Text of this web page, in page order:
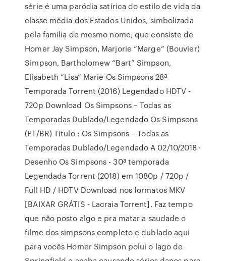
série é uma paródia satírica do estilo de vida da
classe média dos Estados Unidos, simbolizada
pela família de mesmo nome, que consiste de
Homer Jay Simpson, Marjorie “Marge” (Bouvier)
Simpson, Bartholomew “Bart” Simpson,
Elisabeth “Lisa” Marie Os Simpsons 28ª
Temporada Torrent (2016) Legendado HDTV -
720p Download Os Simpsons – Todas as
Temporadas Dublado/Legendado Os Simpsons
(PT/BR) Título : Os Simpsons – Todas as
Temporadas Dublado/Legendado A 02/10/2018 ·
Desenho Os Simpsons - 30ª temporada
Legendada Torrent (2018) em 1080p / 720p /
Full HD / HDTV Download nos formatos MKV
[BAIXAR GRÁTIS - Lacraia Torrent]. Faz tempo
que não posto algo e pra matar a saudade o
filme dos simpsons completo e dublado aqui
para vocês Homer Simpson polui o lago de